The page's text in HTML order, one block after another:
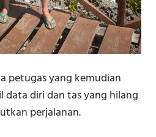
petugas yang kemudian
data diri dan tas yang hilang
perjalanan.